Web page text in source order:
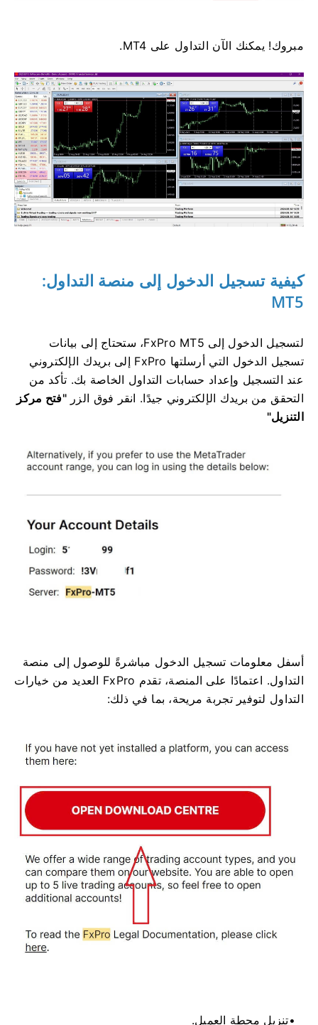
مبروك! يمكنك الآن التداول على MT4.
كيفية تسجيل الدخول إلى منصة التداول:
MT5
لتسجيل الدخول إلى FxPro MT5، ستحتاج إلى بيانات
تسجيل الدخول التي أرسلتها FxPro إلى بريدك الإلكتروني
عند التسجيل وإعداد حسابات التداول الخاصة بك. تأكد من
التحقق من بريدك الإلكتروني جيدًا. انقر فوق الزر"فتح مركز
التنزيل"
أسفل معلومات تسجيل الدخول مباشرةً للوصول إلى منصة
التداول.
اعتمادًا على المنصة، تقدم FxPro العديد من خيارات
التداول لتوفير تجربة مريحة، بما في ذلك:
تنزيل محطة العميل.